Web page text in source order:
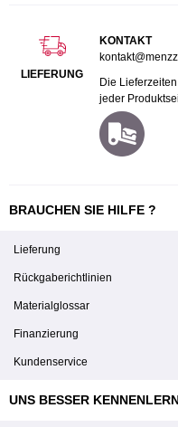
LIEFERUNG
KONTAKT
Die
jeder
BRAUCHEN SIE HILFE ?
Lieferung
Rückgaberichtlinien
Materialglossar
Finanzierung
Kundenservice
UNS BESSER